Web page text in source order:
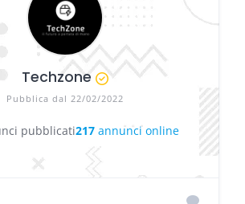
Techzone
Pubblica dal 22/02/2022
pubblicati217 annunci online